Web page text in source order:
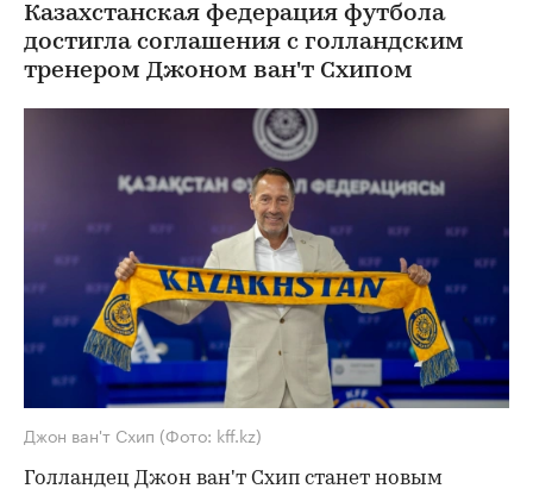
Казахстанская федерация футбола
достигла соглашения с голландским
тренером Джоном ван'т Схипом
Джон ван'т Схип (Фото: kff.kz)
Голландец Джон ван'т Схип станет новым